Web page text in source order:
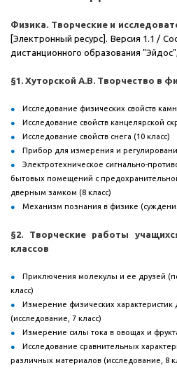
Физика. Творческие и
[Электронный ресурс]. Версия 1.1 /
дистанционного образования
§1. Хуторской А.В. Творчество в
Исследование физических свойств
Исследование свойств канцелярской
Исследование свойств снега (10 класс)
Прибор для измерения и
Электротехническое сигнально-
бытовых помещений с
дверным замком (8 класс)
Механизм познания в физике
§2. Творческие работы
классов
Приключения молекулы и ее друзей
класс)
Измерение физических
(исследование, 7 класс)
Измерение силы тока в овощах и
Исследование сравнительных
различных материалов (исследование, 8